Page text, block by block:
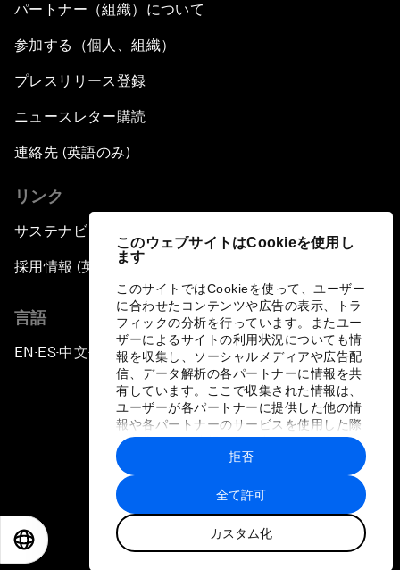
このウェブサイトはCookieを使用し
ます
このサイトではCookieを使って、ユーザー
に合わせたコンテンツや広告の表示、トラ
フィックの分析を行っています。またユー
ザーによるサイトの利用状況についても情
報を収集し、ソーシャルメディアや広告配
信、データ解析の各パートナーに情報を共
有しています。ここで収集された情報は、
ユーザーが各パートナーに提供した他の情
報や各パートナーのサービスを使用した際
に収集された情報と組み合わされ、各パー
トナーによって使用されることがありま
す。
全て許可
カスタム化
拒否
パートナー（組織）について
参加する（個人、組織）
プレスリリース登録
ニュースレター購読
連絡先 (英語のみ)
リンク
サステナビリティへの取り組み
採用情報 (英語のみ)
言語
EN ▪ES▪中文▪ 日本語
プライバシーポリシーと利用規約
サイトマップ
©
世界経済フォーラム